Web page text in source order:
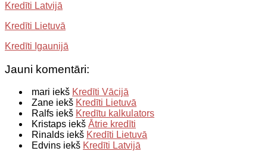
Kredīti Latvijā
Kredīti Lietuvā
Kredīti Igaunijā
Jauni komentāri:
mari iekš Kredīti Vācijā
Zane iekš Kredīti Lietuvā
Ralfs iekš Kredītu kalkulators
Kristaps iekš Ātrie kredīti
Rinalds iekš Kredīti Lietuvā
Edvins iekš Kredīti Latvijā